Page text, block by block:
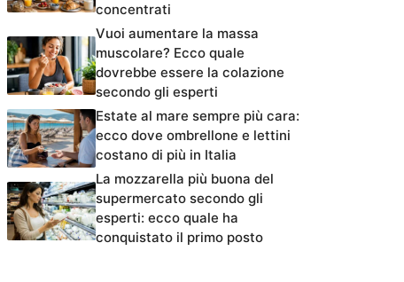
concentrati
Vuoi aumentare la massa
muscolare? Ecco quale
dovrebbe essere la colazione
secondo gli esperti
Estate al mare sempre più cara:
ecco dove ombrellone e lettini
costano di più in Italia
La mozzarella più buona del
supermercato secondo gli
esperti: ecco quale ha
conquistato il primo posto